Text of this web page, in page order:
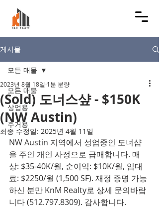
게시물
모든 매물
상업용
주거용
모든 매물
(Sold) 도너스샾 - $150K
(NW Austin)
2023년 8월 18일 1분 분량
최종 수정일: 2025년 4월 11일
NW Austin 지역에서 성업중인 도너샵
을 주인 개인 사정으로 급매합니다. 매
상: $35-40K/월, 순이익: $10K/월, 임대
료: $2250/월 (1,500 SF). 재정 증명 가능
하신 분만 KnM Realty로 상세 문의바랍
니다 (512.797.8309). 감사합니다.